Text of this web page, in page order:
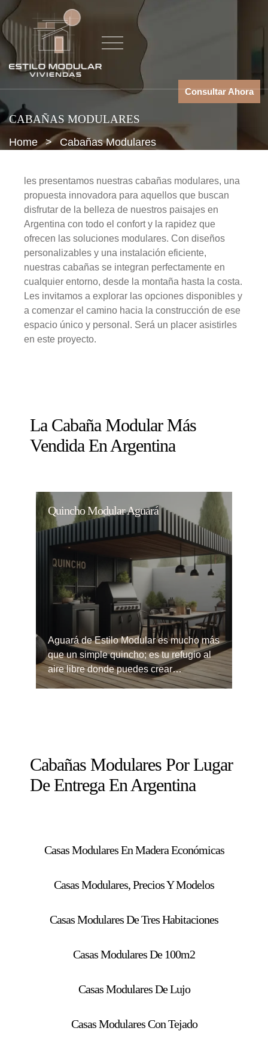
CABAÑAS MODULARES
Home > Cabañas Modulares
Consultar Ahora
les presentamos nuestras cabañas modulares, una
propuesta innovadora para aquellos que buscan
disfrutar de la belleza de nuestros paisajes en
Argentina con todo el confort y la rapidez que
ofrecen las soluciones modulares. Con diseños
personalizables y una instalación eficiente,
nuestras cabañas se integran perfectamente en
cualquier entorno, desde la montaña hasta la costa.
Les invitamos a explorar las opciones disponibles y
a comenzar el camino hacia la construcción de ese
espacio único y personal. Será un placer asistirles
en este proyecto.
La Cabaña Modular Más
Vendida En Argentina
Quincho Modular Aguará
Aguará de Estilo Modular es mucho más
que un simple quincho; es tu refugio al
aire libre donde puedes crear…
Cabañas Modulares Por Lugar
De Entrega En Argentina
Casas Modulares En Madera Económicas
Casas Modulares, Precios Y Modelos
Casas Modulares De Tres Habitaciones
Casas Modulares De 100m2
Casas Modulares De Lujo
Casas Modulares Con Tejado